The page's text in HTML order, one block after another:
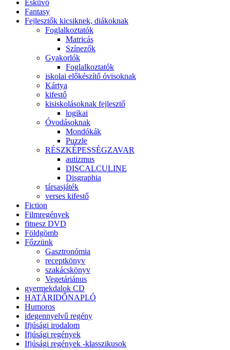
Esküvő
Fantasy
Fejlesztők kicsiknek, diákoknak
Foglalkoztatók
Matricás
Színezők
Gyakorlók
Foglalkoztatók
iskolai előkészítő óvisoknak
Kártya
kifestő
kisiskolásoknak fejlesztő
logikai
Óvodásoknak
Mondókák
Puzzle
RÉSZKÉPESSÉGZAVAR
autizmus
DISCALCULINE
Disgraphia
társasjáték
verses kifestő
Fiction
Filmregények
fitnesz DVD
Földgömb
Főzzünk
Gasztronómia
receptkönyv
szakácskönyv
Vegetáriánus
gyermekdalok CD
HATÁRIDŐNAPLÓ
Humoros
idegennyelvű regény
Ifjúsági irodalom
Ifjúsági regények
Ifjúsági regények -klasszikusok